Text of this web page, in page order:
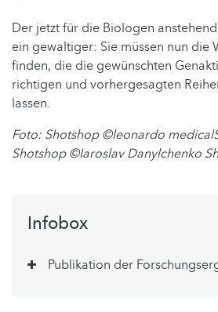
Der jetzt für die Biologen
ein gewaltiger: Sie müssen nun die
finden, die die gewünschten
richtigen und vorhergesagten
lassen.
Foto: Shotshop ©leonardo
Shotshop ©Iaroslav Danylchenko
Infobox
Publikation der